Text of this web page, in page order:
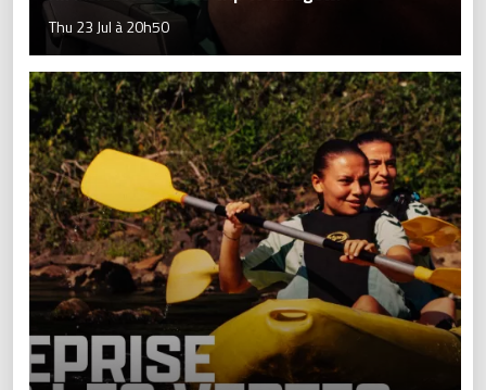
Thu 23 Jul à 20h50